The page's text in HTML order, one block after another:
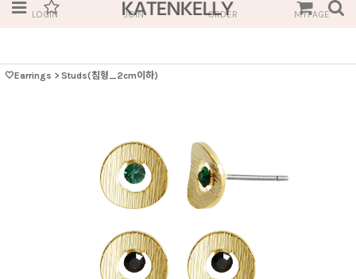
LOGIN JOIN ORDER MYPAGE
🤍Earrings > Studs(침형_2cm이하)